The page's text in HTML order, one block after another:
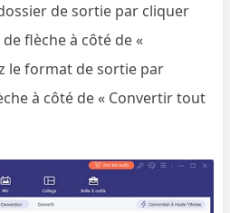
de sortie par cliquer
flèche à côté de «
le format de sortie par
à côté de « Convertir tout